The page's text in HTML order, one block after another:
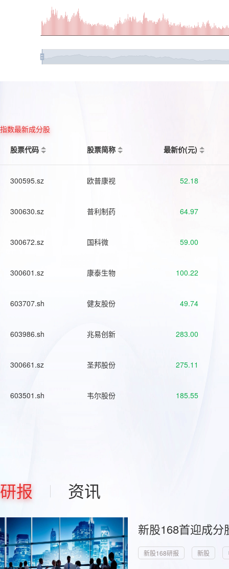
指数最新成分股
股票代码
股票简称 最新价(元)
300595.sz 欧普康视 52.18
300630.sz 普利制药 64.97
300672.sz 国科微 59.00
300601.sz 康泰生物 100.22
603707.sh 健友股份 49.74
603986.sh 兆易创新 283.00
300661.sz 圣邦股份 275.11
603501.sh 韦尔股份 185.55
研报 资讯
新股168首迎成
新股168研报 新股